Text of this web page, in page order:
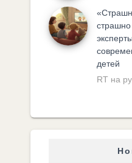
детей
RT на